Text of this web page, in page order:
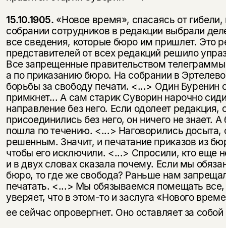
15.10.1905. «Новое время», спасаясь от
собрании сотрудников в редакции выбрали
все сведения, которые бюро им пришлет. Это
представителей от всех редакций решило
Все запрещенные правительством
а по приказанию бюро. На собрании в
борьбы за свободу печати. <...> Один Буренин
примкнет... А сам старик Суворин нарочно
направление без него. Если одолеет
при­соединились без него, он ничего не знает.
пошла по течению. <...> Наговорились досыта,
решенным. Значит, и печатание приказов из
чтобы его исключили. <...> Спросили, кто еще
и в двух словах сказала почему. Если мы
бюро, то где же свобода? Раньше нам
печатать. <...> Мы обязываемся помещать
уверяет, что в этом-то и заслуга «Нового
ее сейчас опровергнет. Оно оставляет за
Подписка на рассылку
Раз в неделю мы отправляем рассылку
о книгах и событиях «НЛО».
Этой книги временно
нет в продаже.
Вы можете подписаться на
уведомления, и при поступлении книги
на склад получить письмо на указанный